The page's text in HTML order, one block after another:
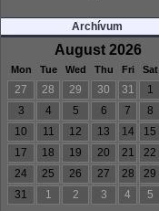
Archívum
August 2026
Mon Tue Wed Thu Fri Sat
27 28 29 30 31 1
3
4 5 6 7 8
10
11 12 13 14 15
17
18 19 20 21 22
24
25 26 27 28 29
31
1 2 3 4 5